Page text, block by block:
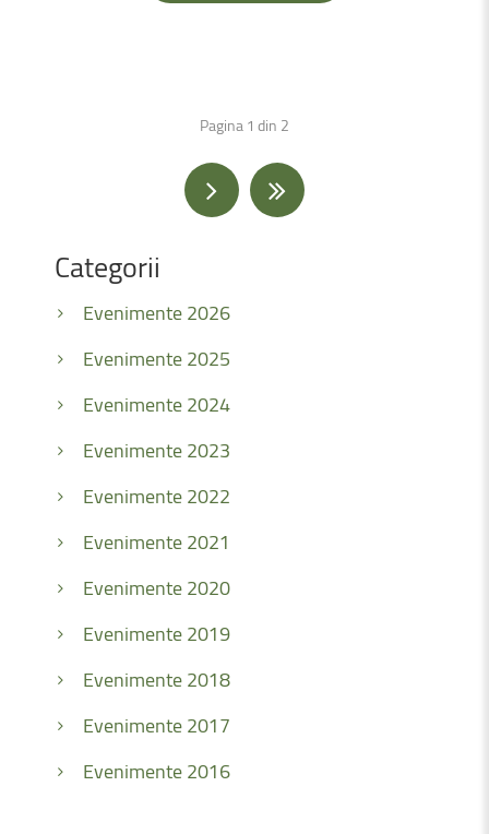
Pagina 1 din 2
Categorii
Evenimente 2026
Evenimente 2025
Evenimente 2024
Evenimente 2023
Evenimente 2022
Evenimente 2021
Evenimente 2020
Evenimente 2019
Evenimente 2018
Evenimente 2017
Evenimente 2016